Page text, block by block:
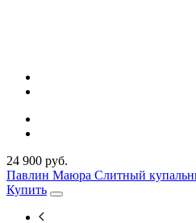
24 900 руб.
Павлин Маюра Слитный
Купить